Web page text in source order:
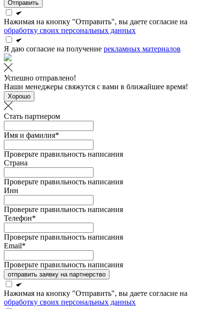
Отправить
Нажимая на кнопку "Отправить", вы даете согласие на
обработку своих персональных данных
Я даю согласие на получение рекламных материалов
Успешно отправлено!
Наши менеджеры свяжутся с вами в ближайшее время!
Хорошо
Стать партнером
Имя и фамилия*
Проверьте правильность написания
Страна
Проверьте правильность написания
Инн
Проверьте правильность написания
Телефон*
Проверьте правильность написания
Email*
Проверьте правильность написания
отправить заявку на партнерство
Нажимая на кнопку "Отправить", вы даете согласие на
обработку своих персональных данных